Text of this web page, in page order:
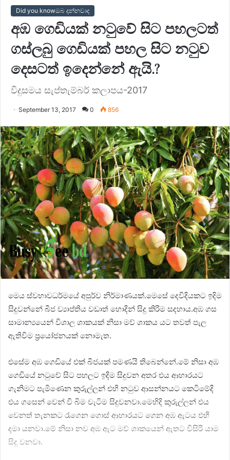
Did you knowඔබ දන්නවාද
අඹ ගෙඩියක් නටුවේ සිට පහලටත්
ගස්ලබු ගෙඩියක් පහල සිට නටුව
දෙසටත් ඉදෙන්නේ ඇයි.?
විදුසමය සැප්තැම්බර් කලාපය-2017
September 13, 2017 0 856
මෙය ස්වභාවධර්මයේ අපුර්ව නිර්මාණයක්.මෙසේ දෙවිදියකට ඉදිම
සිදුවන්නේ බීජ ව්‍යාප්තිය වඩාත් හොදින් සිදු කිරිම සදහාය.අඹ ගස
සාමාන්‍යයෙන් විශාල ශාකයක් නිසා මව් ශාකය යට තවත් පැල
ඇතිවිම ප්‍රයෝජනයක් නොමැත.
එසේම අඹ ගෙඩියේ එක් බීජයක් පමණයි තිබෙන්නේ.මේ නිසා අඹ
ගෙඩියේ නටුවේ සිට පහලට ඉදිම සිදුවන අතර එය ආහාරයට
ගැනිමට පැමිණෙන කුරුල්ලන් එහි නටුව ආසන්නයට කෙටිමේදි
එය ගසෙන් වෙන් වී බිම වැටිම සිදුවනවා.මෙහිදි කුරුල්ලන් එය
වෙනත් තැනකට රැගෙන ගොස් ආහාරයට ගෙන අඹ ඇටය එහි
දමා යනවා.මේ නිසා නව අඹ ඇට මව් ශාකයෙන් ඇතට විසිරි යාම
සිදු වනවා.